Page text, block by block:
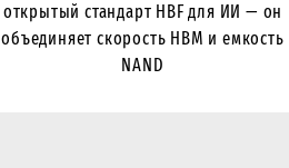
открытый стандарт HBF для ИИ — он
объединяет скорость HBM и емкость
NAND